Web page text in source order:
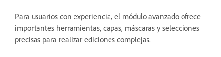
Para usuarios con experiencia, el módulo avanzado ofrece
importantes herramientas, capas, máscaras y selecciones
precisas para realizar ediciones complejas.